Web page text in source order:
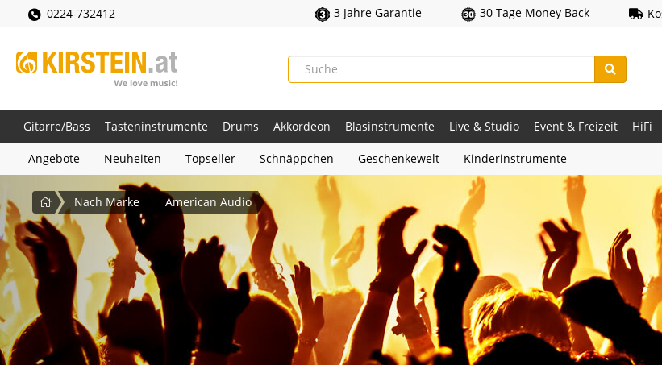
0224-732412 3 Jahre Garantie 30 Tage Money Back
Gitarre/Bass Tasteninstrumente Drums Akkordeon Blasinstrumente Live & Studio Event & Freizeit HiFi
Angebote Neuheiten Topseller Schnäppchen Geschenkewelt Kinderinstrumente
StartseiteNach Marke American Audio